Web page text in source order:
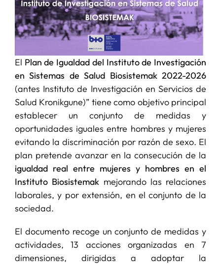
NOTICIAS
El Plan de Igualdad del Instituto de Investigación
en Sistemas de Salud Biosistemak 2022-2026
(antes Instituto de Investigación en Servicios de
Salud Kronikgune)” tiene como objetivo principal
establecer un conjunto de medidas y
oportunidades iguales entre hombres y mujeres
evitando la discriminación por razón de sexo. El
plan pretende avanzar en la consecución de la
igualdad real entre mujeres y hombres en el
Instituto Biosistemak mejorando las relaciones
laborales, y por extensión, en el conjunto de la
sociedad.
El documento recoge un conjunto de medidas y
actividades, 13 acciones organizadas en 7
dimensiones, dirigidas a adoptar la